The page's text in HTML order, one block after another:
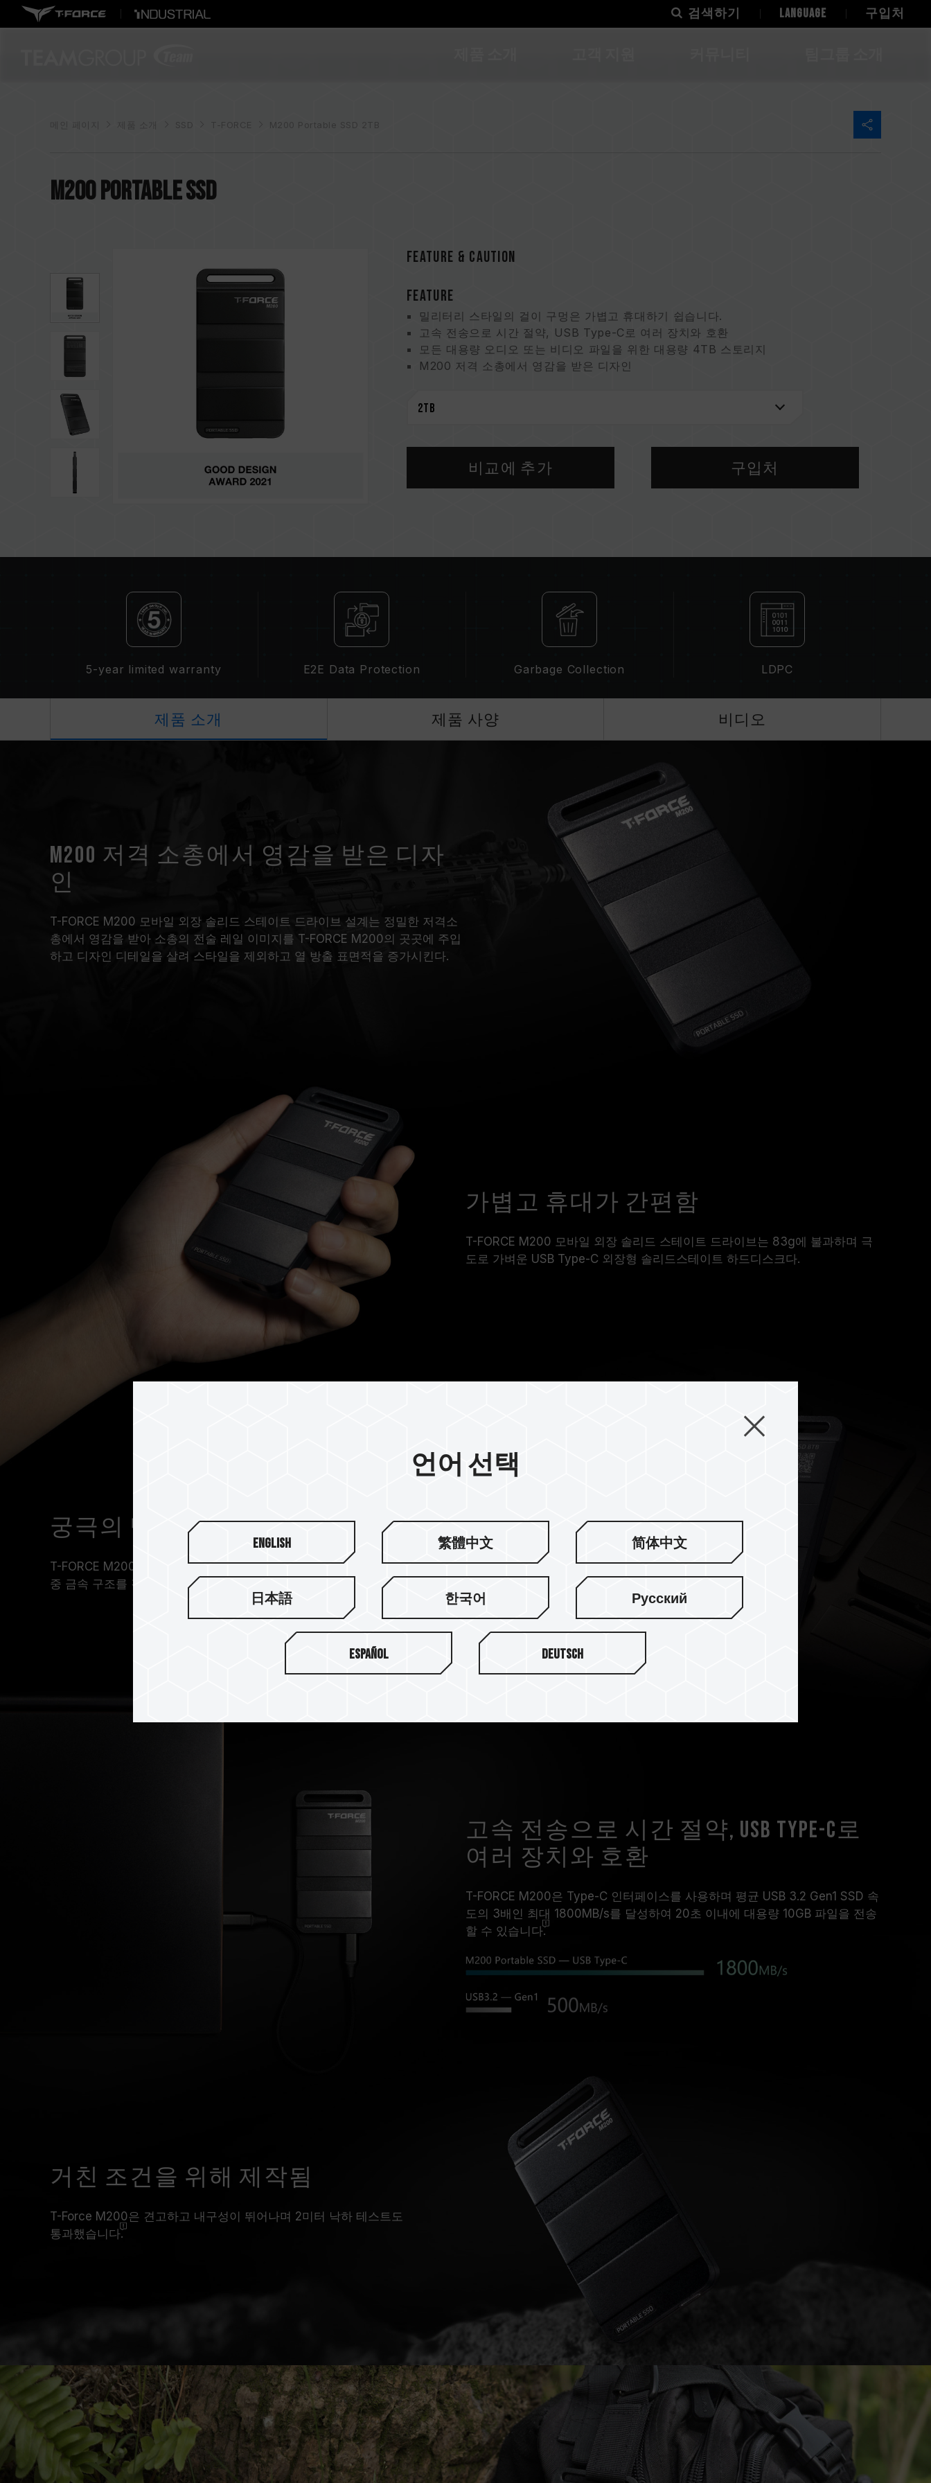
검색하기 LANGUAGE 구입처
제품 소개 SSD T-FORCE M200 Portable SSD 2TB
M200 Portable SSD
FEATURE & CAUTION
FEATURE
밀리터리 스타일의 걸이 구멍은 가볍고 휴대하기 쉽습니다.
고속 전송으로 시간 절약, USB Type-C로 여러 장치와 호환
모든 대용량 오디오 또는 비디오 파일을 위한 대용량 4TB 스토리지
M200 저격 소총에서 영감을 받은 디자인
게임 콘솔과의 폭넓은 호환성
비교에 추가 구입처
5-year limited warranty E2E Data Protection Garbage Collection LDPC
제품 소개 제품 사양 비디오
M200 저격 소총에서 영감을 받은 디자
인
T-FORCE M200 모바일 외장 솔리드 스테이트 드라이브 설계는 정밀한 저격소
총에서 영감을 받아 소총의 전술 레일 이미지를 T-FORCE M200의 곳곳에 주입
하고 디자인 디테일을 살려 스타일을 제외하고 열 방출 표면적을 증가시킨다.
가볍고 휴대가 간편함
T-FORCE M200 모바일 외장 솔리드 스테이트 드라이브는 83g에 불과하며 극
도로 가벼운 USB Type-C 외장형 솔리드스테이트 하드디스크다.
궁극의 냉각을 위한 이중 구조 그래핀
T-FORCE M200은 TEAMGROUP의 특허 받은 그래핀 냉각 기술을 사용하여 이
중 금속 구조를 감싸 최고의 냉각 및 안정적인 전송을 제공합니다.
고속 전송으로 시간 절약, USB Type-C로
여러 장치와 호환
T-FORCE M200은 Type-C 인터페이스를 사용하며 평균 USB 3.2 Gen1 SSD 속
도의 3배인 최대 1800MB/s를 달성하여 20초 이내에 대용량 10GB 파일을 전송
할 수 있습니다.
거친 조건을 위해 제작됨
T-Force M200은 견고하고 내구성이 뛰어나며 2미터 낙하 테스트도
통과했습니다.
언어 선택
English 繁體中文 简体中文
日本語 한국어 Русский
Español Deutsch